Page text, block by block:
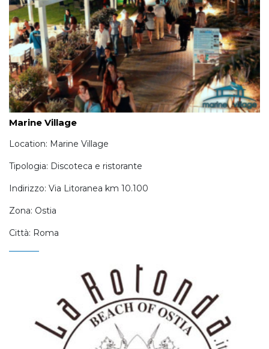
Marine Village
Location: Marine Village
Tipologia: Discoteca e ristorante
Indirizzo: Via Litoranea km 10.100
Zona: Ostia
Città: Roma